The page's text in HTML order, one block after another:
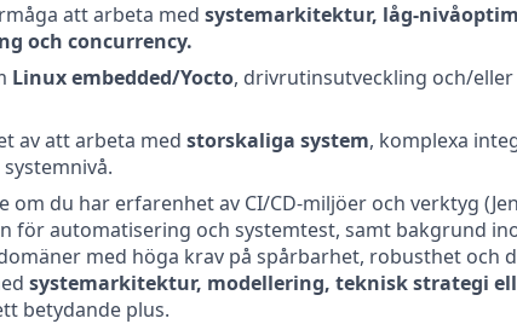
att arbeta med systemarkitektur,
och concurrency.
Linux embedded/Yocto, drivrutinsutveckling och/eller
av att arbeta med storskaliga system, komplexa
om du har erfarenhet av CI/CD‑miljöer och verktyg
för automatisering och systemtest, samt bakgrund
med höga krav på spårbarhet, robusthet och
systemarkitektur, modellering, teknisk strategi
betydande plus.